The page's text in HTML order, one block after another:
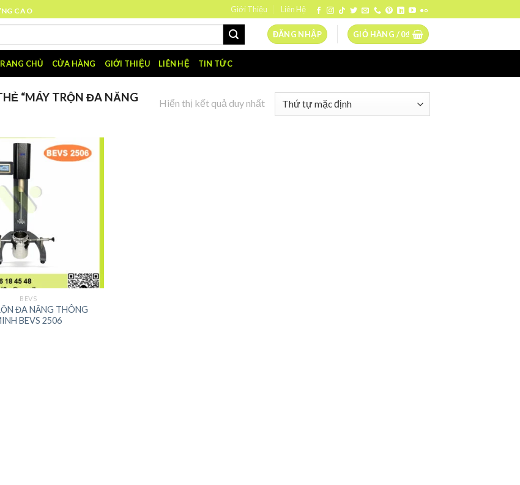
CAO Giới Thiệu Liên Hệ
ĐĂNG NHẬP GIỎ HÀNG /0₫
CHỦ CỬA HÀNG GIỚI THIỆU LIÊN HỆ TIN TỨC
“MÁY TRỘN ĐA NĂNG
Hiển thị kết quả duy nhất
BEVS
ĐA NĂNG THÔNG
BEVS 2506